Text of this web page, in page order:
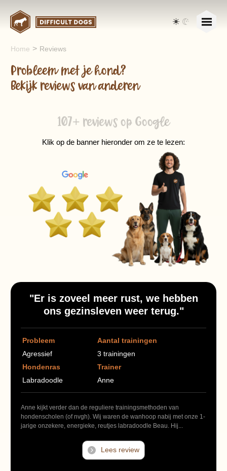
Home > Reviews
Probleem met je hond?
Bekijk reviews van anderen
107+ reviews op Google
Klik op de banner hieronder om ze te lezen:
"Er is zoveel meer rust, we hebben
ons gezinsleven weer terug."
Probleem
Aantal trainingen
Agressief
3 trainingen
Hondenras
Trainer
Labradoodle
Anne
Anne kijkt verder dan de reguliere trainingsmethoden van
hondenscholen (of nvgh). Wij waren de wanhoop nabij met onze 1-
jarige onzekere, energieke, reutjes labradoodle Beau. Hij...
Lees review